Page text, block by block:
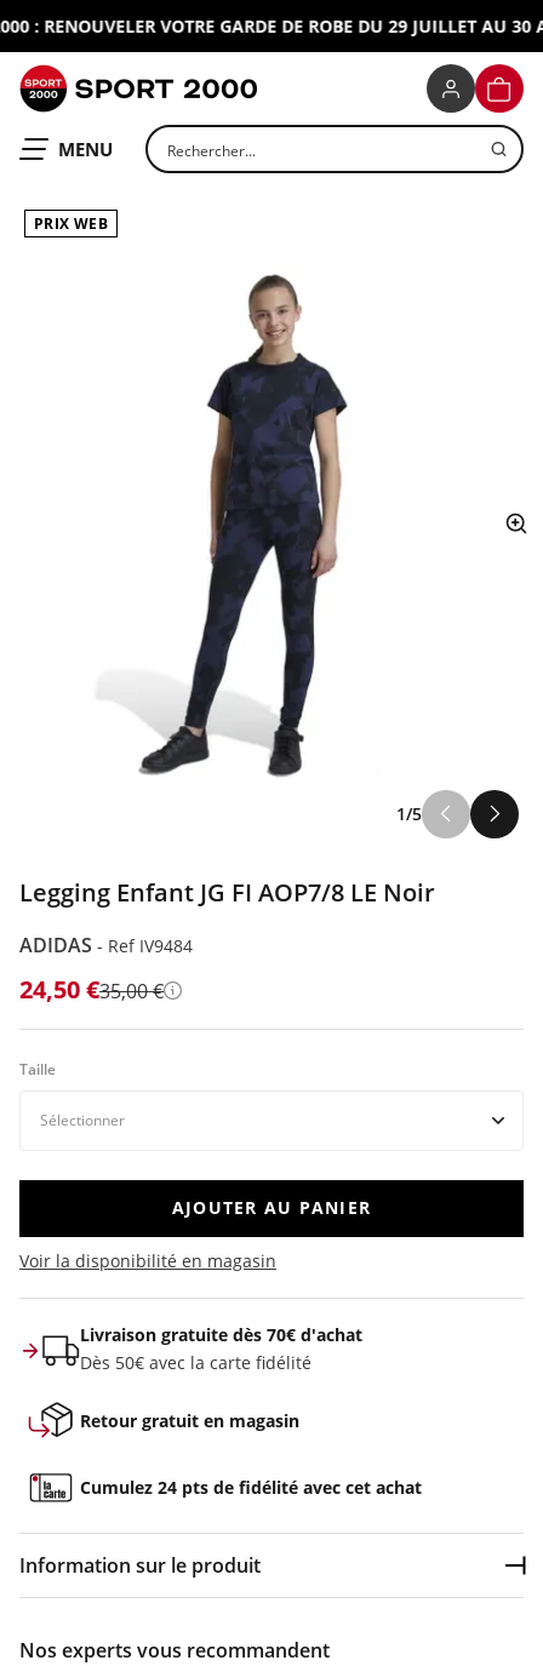
: RENOUVELER VOTRE GARDE DE ROBE DU 29 JUILLET AU 30
OUVRIR LE
MENU Rechercher un produit
PRIX WEB
1/5
Legging Enfant JG FI AOP7/8 LE Noir
ADIDAS - Ref IV9484
24,50 €35,00 € Détails
Taille
AJOUTER AU PANIER
Voir la disponibilité en magasin
Livraison gratuite dès 70€ d'achat
Dès 50€ avec la carte fidélité
Retour gratuit en magasin
Cumulez 24 pts de fidélité avec cet achat
Information sur le produit
Nos experts vous recommandent